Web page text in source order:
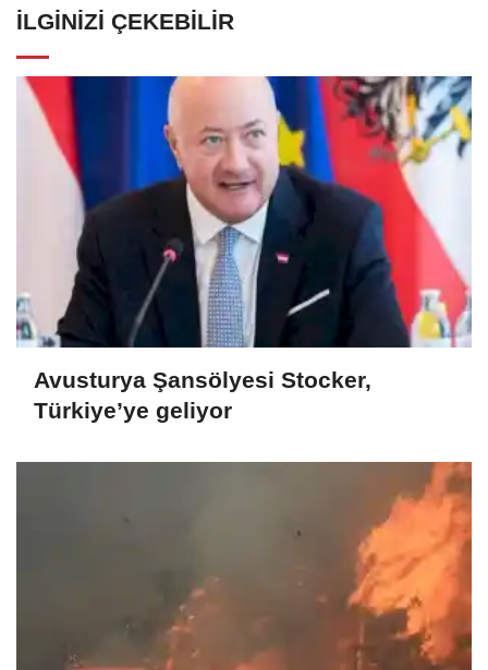
İLGINIZI ÇEKEBILIR
Avusturya Şansölyesi Stocker,
Türkiye’ye geliyor